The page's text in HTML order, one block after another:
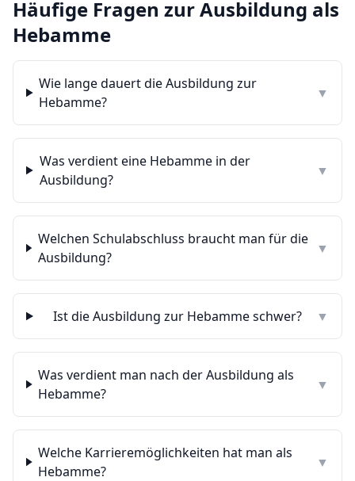
Häufige Fragen zur Ausbildung als
Hebamme
Wie lange dauert die Ausbildung zur
Hebamme?
▼
Was verdient eine Hebamme in der
Ausbildung?
▼
Welchen Schulabschluss braucht man für die
Ausbildung?
▼
Ist die Ausbildung zur Hebamme schwer? ▼
Was verdient man nach der Ausbildung als
Hebamme?
▼
Welche Karrieremöglichkeiten hat man als
Hebamme?
▼